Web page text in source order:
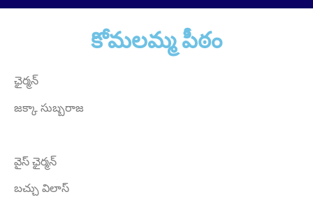
Sri Grandhi Anil
Founder Donor, USA
కోమలమ్మ పీఠం
ఛైర్మన్
జక్కా సుబ్బరాజ
వైస్ ఛైర్మన్
బచ్చు విలాస్